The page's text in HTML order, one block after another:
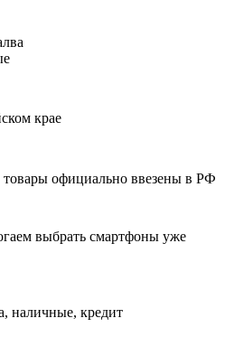
крае
официально ввезены в РФ
выбрать смартфоны уже
наличные, кредит